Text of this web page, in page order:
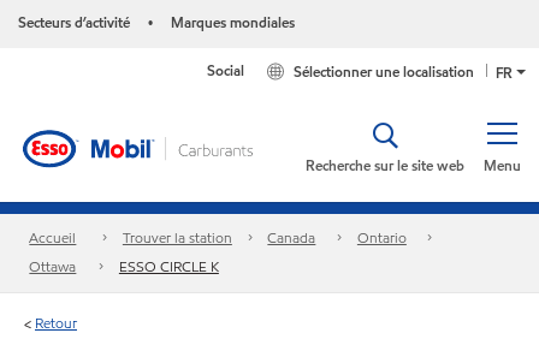
Secteurs d’activité • Marques mondiales
FR
Sélectionner une localisation
Social
Menu
Recherche sur le site web
Accueil Trouver la station Canada
Ontario
Ottawa
ESSO CIRCLE K
< Retour